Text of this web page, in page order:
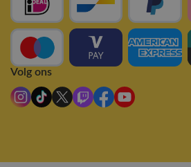
Volg ons